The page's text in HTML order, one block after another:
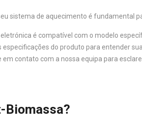
sistema de aquecimento é fundamental
eletrónica é compatível com o modelo
especificações do produto para entender
em contato com a nossa equipa para
Biomassa?